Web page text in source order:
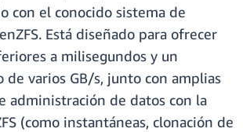
con el conocido sistema de
Está diseñado para ofrecer
a milisegundos y un
varios GB/s, junto con amplias
administración de datos con la
(como instantáneas, clonación de